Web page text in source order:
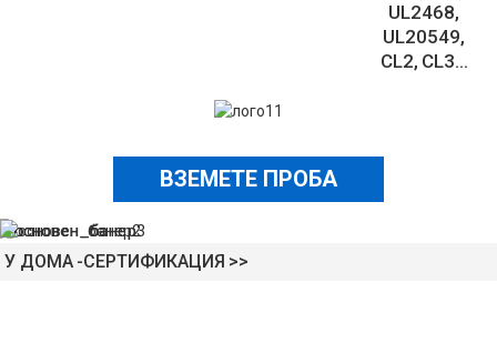
UL2468
UL20549
CL2 CL3...
ВЗЕМЕТЕ ПРОБА
У ДОМА СЕРТИФИКАЦИЯ